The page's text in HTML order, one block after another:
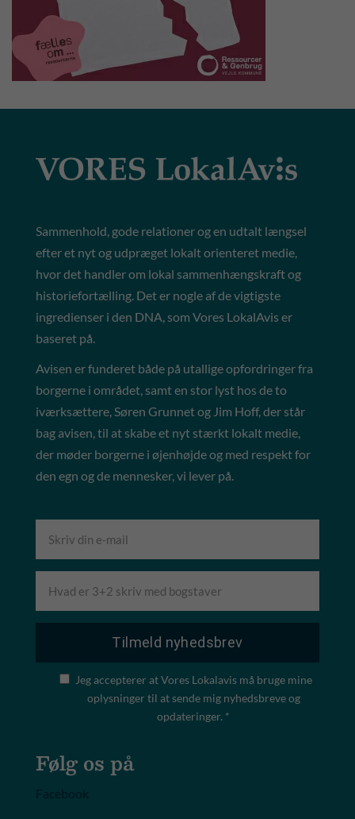
Sammenhold, gode relationer og en udtalt længsel
efter et nyt og udpræget lokalt orienteret medie,
hvor det handler om lokal sammenhængskraft og
historiefortælling. Det er nogle af de vigtigste
ingredienser i den DNA, som Vores LokalAvis er
baseret på.
Avisen er funderet både på utallige opfordringer fra
borgerne i området, samt en stor lyst hos de to
iværksættere, Søren Grunnet og Jim Hoff, der står
bag avisen, til at skabe et nyt stærkt lokalt medie,
der møder borgerne i øjenhøjde og med respekt for
den egn og de mennesker, vi lever på.
Jeg accepterer at Vores Lokalavis må bruge mine
oplysninger til at sende mig nyhedsbreve og
opdateringer. *
Følg os på